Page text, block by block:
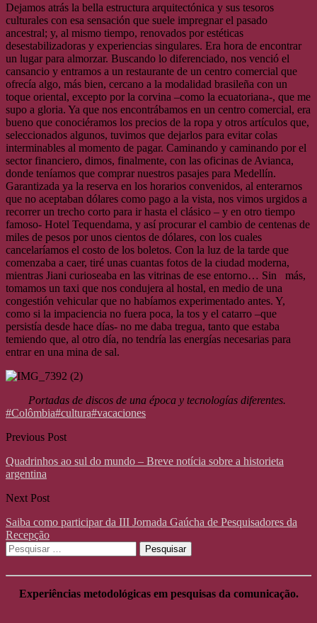
Dejamos atrás la bella estructura arquitectónica y sus tesoros
culturales con esa sensación que suele impregnar el pasado
ancestral; y, al mismo tiempo, renovados por estéticas
desestabilizadoras y experiencias singulares. Era hora de encontrar
un lugar para almorzar. Buscando lo diferenciado, nos venció el
cansancio y entramos a un restaurante de un centro comercial que
ofrecía algo, más bien, cercano a la modalidad brasileña con un
toque oriental, excepto por la corvina –como la ecuatoriana-, que me
supo a gloria. Ya que nos encontrábamos en un centro comercial, era
bueno que conociéramos los precios de la ropa y otros artículos que,
seleccionados algunos, tuvimos que dejarlos para evitar colas
interminables al momento de pagar. Caminando y caminando por el
sector financiero, dimos, finalmente, con las oficinas de Avianca,
donde teníamos que comprar nuestros pasajes para Medellín.
Garantizada ya la reserva en los horarios convenidos, al enterarnos
que no aceptaban dólares como pago a la vista, nos vimos urgidos a
recorrer un trecho corto para ir hasta el clásico – y en otro tiempo
famoso- Hotel Tequendama, y así procurar el cambio de centenas de
miles de pesos por unos cientos de dólares, con los cuales
cancelaríamos el costo de los boletos. Con la luz de la tarde que
comenzaba a caer, tiré unas cuantas fotos de la ciudad moderna,
mientras Jiani curioseaba en las vitrinas de ese entorno… Sin más,
tomamos un taxi que nos condujera al hostal, en medio de una
congestión vehicular que no habíamos experimentado antes. Y,
como si la impaciencia no fuera poca, la tos y el catarro –que
persistía desde hace días- no me daba tregua, tanto que estaba
temiendo que, al otro día, no tendría las energías necesarias para
entrar en una mina de sal.
Portadas de discos de una época y tecnologías diferentes.
#Colômbia#cultura#vacaciones
Previous Post
Quadrinhos ao sul do mundo – Breve notícia sobre a historieta
argentina
Next Post
Saiba como participar da III Jornada Gaúcha de Pesquisadores da
Recepção
Pesquisar
por:
Experiências metodológicas em pesquisas da comunicação.